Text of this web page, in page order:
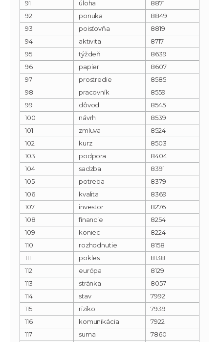
91 úloha
8871
92
ponuka
8849
93
poisťovňa
8819
94
aktivita
8717
95
týždeň
8639
96
papier
8607
97
prostredie
8585
98
pracovník
8559
99
dôvod
8545
100
návrh
8539
101
zmluva
8524
102
kurz
8503
103
podpora
8404
104
sadzba
8391
105
potreba
8379
106
kvalita
8369
107
investor
8276
108
financie
8254
109
koniec
8224
110
rozhodnutie
8158
111
pokles
8138
112
európa
8129
113
stránka
8057
114
stav
7992
115
riziko
7939
116
komunikácia
7922
117
suma
7860